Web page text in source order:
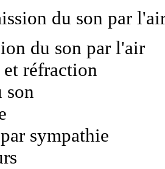
du son par
du son par l'air
réfraction
son
sympathie